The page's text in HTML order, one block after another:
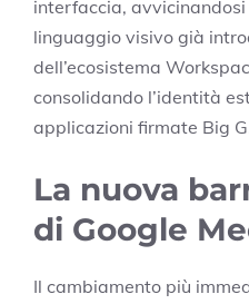
interfaccia,
linguaggio visivo già
dell’ecosistema
consolidando l’identità
applicazioni firmate Big
La nuova
di Google
Il cambiamento più